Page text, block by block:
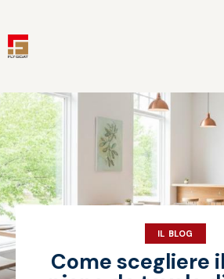
IL BLOG
Come scegliere